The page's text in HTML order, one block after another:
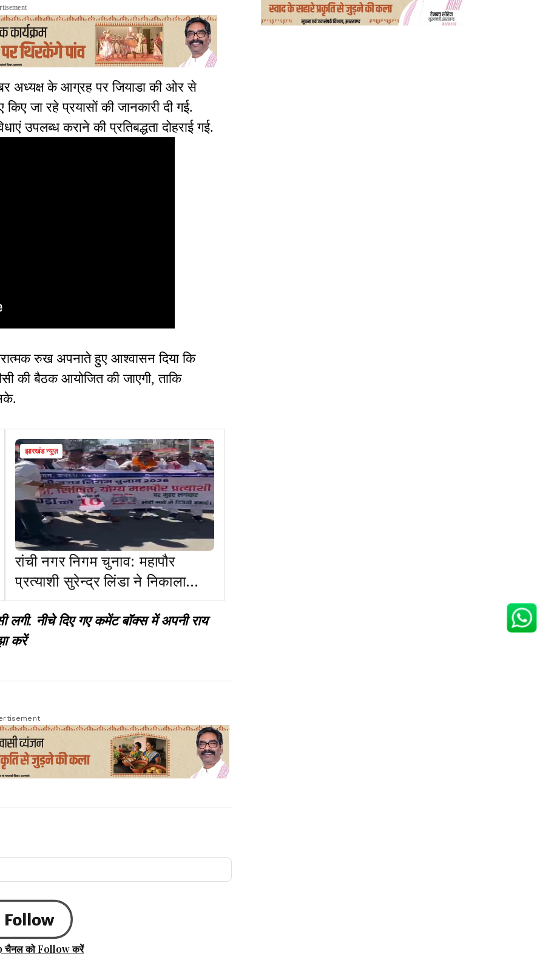
अध्यक्ष के आग्रह पर जियाडा की ओर से
जा रहे प्रयासों की जानकारी दी गई.
उपलब्ध कराने की प्रतिबद्धता दोहराई गई.
रुख अपनाते हुए आश्वासन दिया कि
की बैठक आयोजित की जाएगी, ताकि
झारखंड न्यूज़
रांची नगर निगम चुनाव: महापौर
प्रत्याशी सुरेन्द्र लिंडा ने निकाला
पदयात्रा, स्मार्ट सिटी का वादा
नीचे दिए गए कमेंट बॉक्स में अपनी राय
करें
चैनल को Follow करें